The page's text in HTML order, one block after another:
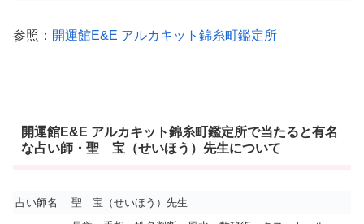
参照： 開運館E&E アルカキット錦糸町鑑定所
開運館E&E アルカキット錦糸町鑑定所で当たると有名
な占い師・聖 宝（せいほう）先生について
占い師名
聖 宝（せいほう）先生